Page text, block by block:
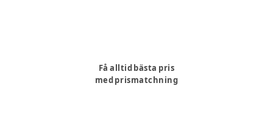
Få alltid bästa pris
med prismatchning